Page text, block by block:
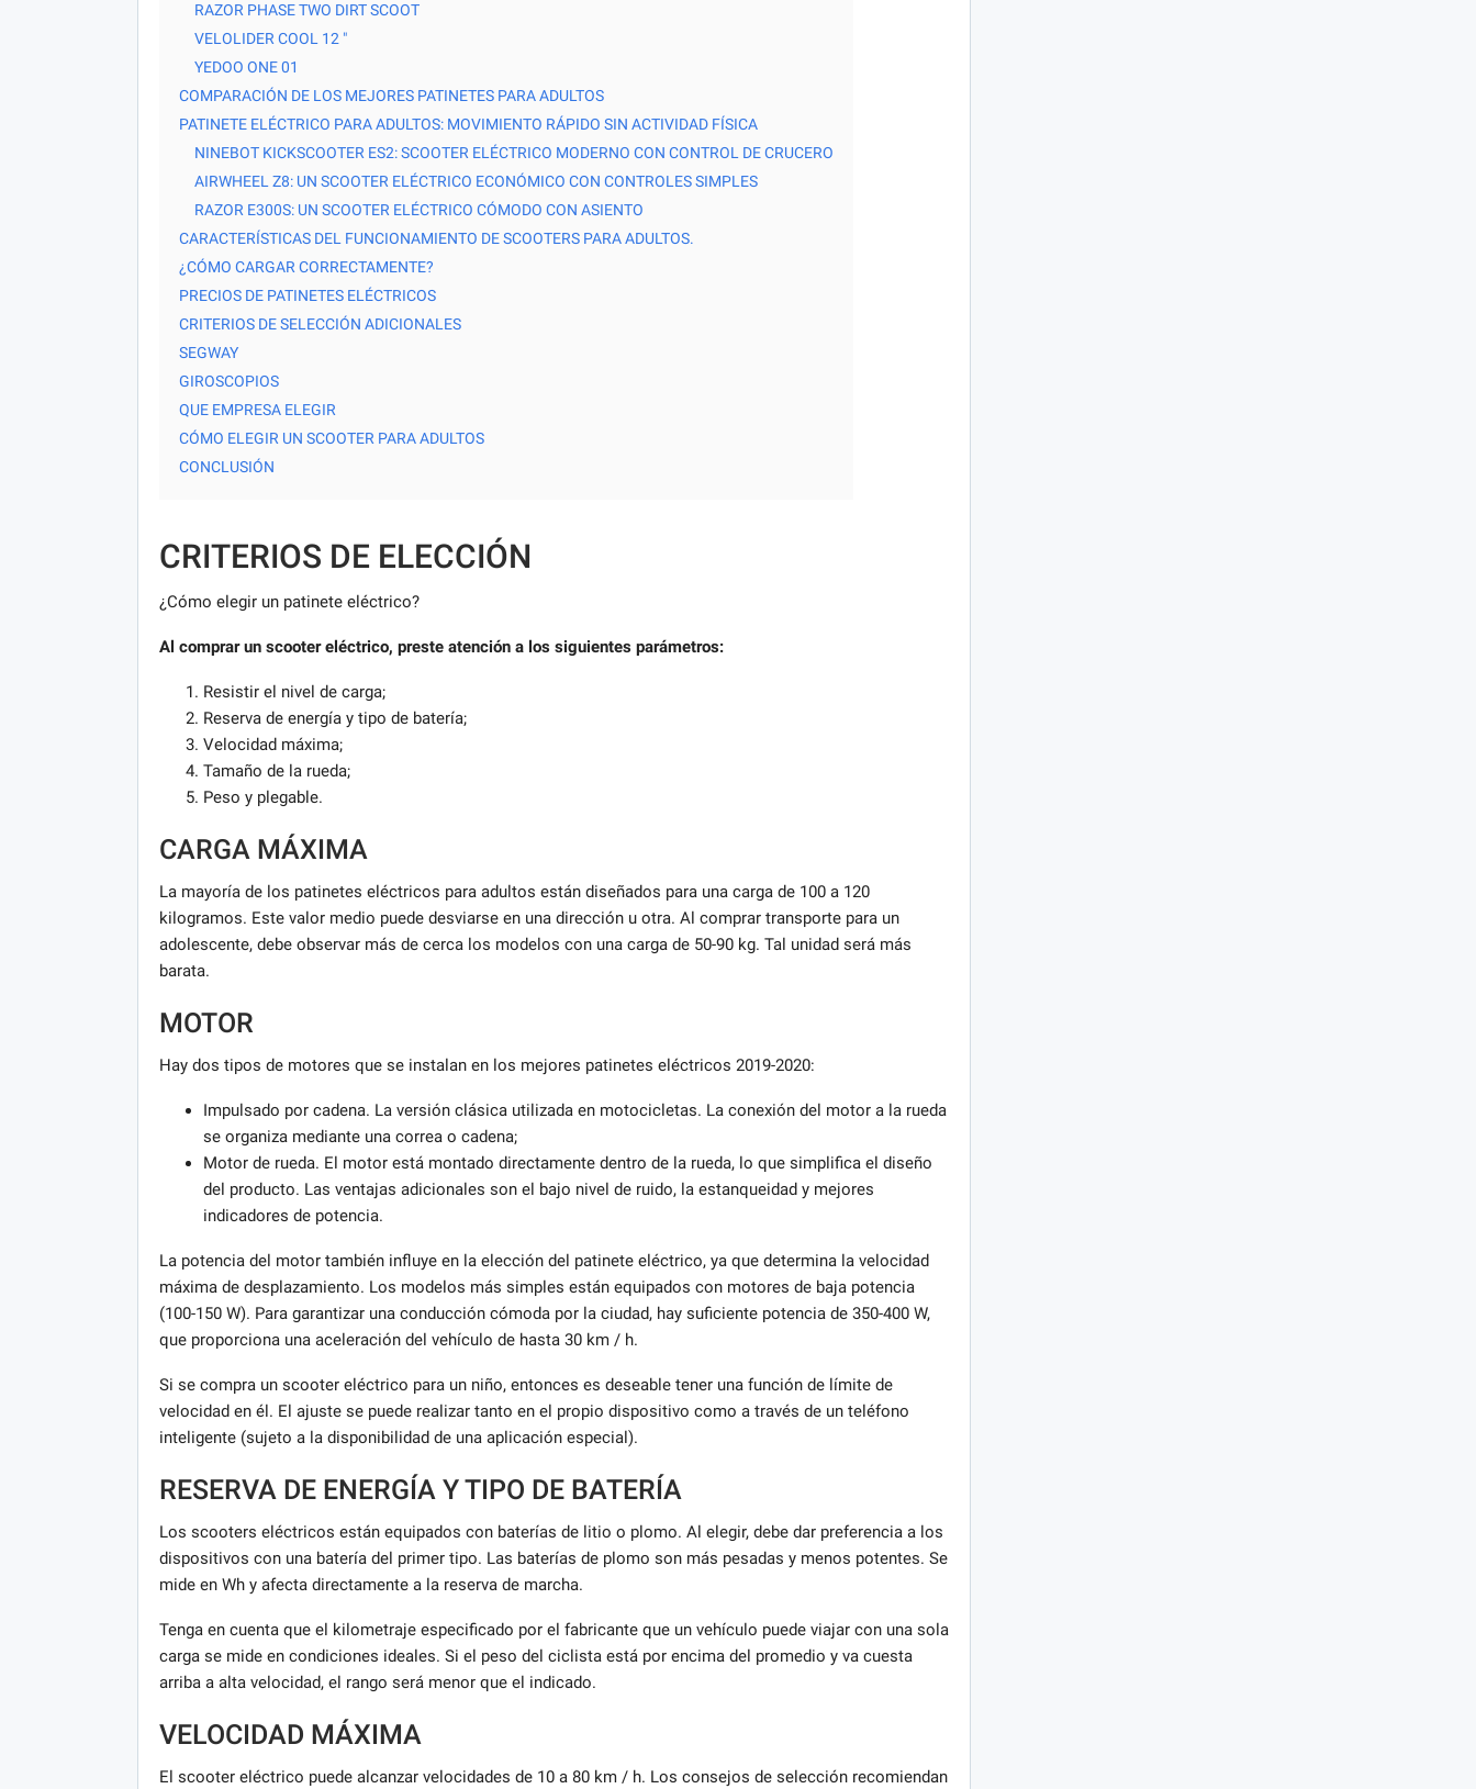
RAZOR PHASE TWO DIRT SCOOT
VELOLIDER COOL 12 ″
YEDOO ONE 01
COMPARACIÓN DE LOS MEJORES PATINETES PARA ADULTOS
PATINETE ELÉCTRICO PARA ADULTOS: MOVIMIENTO RÁPIDO SIN ACTIVIDAD FÍSICA
NINEBOT KICKSCOOTER ES2: SCOOTER ELÉCTRICO MODERNO CON CONTROL DE CRUCERO
AIRWHEEL Z8: UN SCOOTER ELÉCTRICO ECONÓMICO CON CONTROLES SIMPLES
RAZOR E300S: UN SCOOTER ELÉCTRICO CÓMODO CON ASIENTO
CARACTERÍSTICAS DEL FUNCIONAMIENTO DE SCOOTERS PARA ADULTOS.
¿CÓMO CARGAR CORRECTAMENTE?
PRECIOS DE PATINETES ELÉCTRICOS
CRITERIOS DE SELECCIÓN ADICIONALES
SEGWAY
GIROSCOPIOS
QUE EMPRESA ELEGIR
CÓMO ELEGIR UN SCOOTER PARA ADULTOS
CONCLUSIÓN
CRITERIOS DE ELECCIÓN
¿Cómo elegir un patinete eléctrico?
Al comprar un scooter eléctrico, preste atención a los siguientes parámetros:
Resistir el nivel de carga;
Reserva de energía y tipo de batería;
Velocidad máxima;
Tamaño de la rueda;
Peso y plegable.
CARGA MÁXIMA
La mayoría de los patinetes eléctricos para adultos están diseñados para una carga de 100 a 120
kilogramos. Este valor medio puede desviarse en una dirección u otra. Al comprar transporte para un
adolescente, debe observar más de cerca los modelos con una carga de 50-90 kg. Tal unidad será más
barata.
MOTOR
Hay dos tipos de motores que se instalan en los mejores patinetes eléctricos 2019-2020:
Impulsado por cadena. La versión clásica utilizada en motocicletas. La conexión del motor a la rueda
se organiza mediante una correa o cadena;
Motor de rueda. El motor está montado directamente dentro de la rueda, lo que simplifica el diseño
del producto. Las ventajas adicionales son el bajo nivel de ruido, la estanqueidad y mejores
indicadores de potencia.
La potencia del motor también influye en la elección del patinete eléctrico, ya que determina la velocidad
máxima de desplazamiento. Los modelos más simples están equipados con motores de baja potencia
(100-150 W). Para garantizar una conducción cómoda por la ciudad, hay suficiente potencia de 350-400 W,
que proporciona una aceleración del vehículo de hasta 30 km / h.
Si se compra un scooter eléctrico para un niño, entonces es deseable tener una función de límite de
velocidad en él. El ajuste se puede realizar tanto en el propio dispositivo como a través de un teléfono
inteligente (sujeto a la disponibilidad de una aplicación especial).
RESERVA DE ENERGÍA Y TIPO DE BATERÍA
Los scooters eléctricos están equipados con baterías de litio o plomo. Al elegir, debe dar preferencia a los
dispositivos con una batería del primer tipo. Las baterías de plomo son más pesadas y menos potentes. Se
mide en Wh y afecta directamente a la reserva de marcha.
Tenga en cuenta que el kilometraje especificado por el fabricante que un vehículo puede viajar con una sola
carga se mide en condiciones ideales. Si el peso del ciclista está por encima del promedio y va cuesta
arriba a alta velocidad, el rango será menor que el indicado.
VELOCIDAD MÁXIMA
El scooter eléctrico puede alcanzar velocidades de 10 a 80 km / h. Los consejos de selección recomiendan